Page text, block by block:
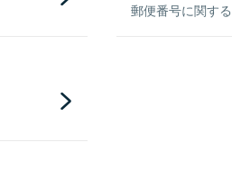
郵便番号に関す